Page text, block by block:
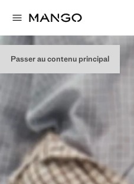
Passer au contenu principal